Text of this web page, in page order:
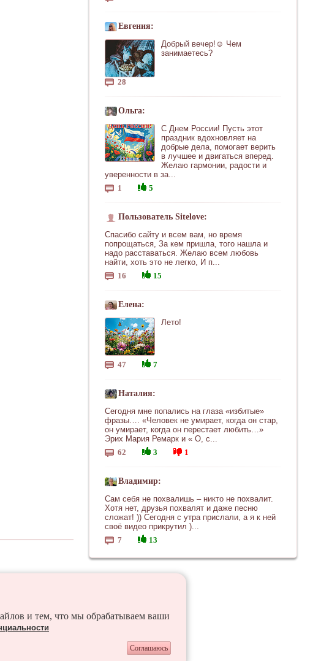
Евгения:
Добрый вечер!☺ Чем
занимаетесь?
28
Ольга:
С Днем России! Пусть этот
праздник вдохновляет на
добрые дела, помогает верить
в лучшее и двигаться вперед.
Желаю гармонии, радости и
уверенности в за...
1
5
Пользователь Sitelove:
Спасибо сайту и всем вам, но время
попрощаться, За кем пришла, того нашла и
надо расставаться. Желаю всем любовь
найти, хоть это не легко, И п...
16
15
Елена:
Лето!
47 7
Наталия:
Сегодня мне попались на глаза «избитые»
фразы…. «Человек не умирает, когда он стар,
он умирает, когда он перестает любить…»
Эрих Мария Ремарк и « О, с...
62
3 1
Владимир:
Сам себя не похвалишь – никто не похвалит.
Хотя нет, друзья похвалят и даже песню
сложат! )) Сегодня с утра прислали, а я к ней
своё видео прикрутил )...
7
13
и тем, что мы обрабатываем ваши
Соглашаюсь